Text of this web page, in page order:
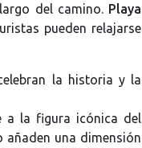
del camino. Playa
pueden relajarse
la historia y la
a la figura icónica del
añaden una dimensión